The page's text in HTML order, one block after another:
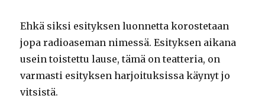
Ehkä siksi esityksen luonnetta korostetaan
jopa radioaseman nimessä. Esityksen aikana
usein toistettu lause, tämä on teatteria, on
varmasti esityksen harjoituksissa käynyt jo
vitsistä.